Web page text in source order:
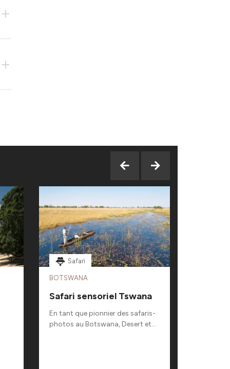
+
+
Safari
BOTSWANA
Safari sensoriel Tswana
En tant que pionnier des safaris-
photos au Botswana, Desert et...